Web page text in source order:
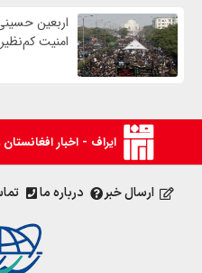
اربعین
امنیت
ایراف - اخبار افغانستان
ارسال خبر درباره ما